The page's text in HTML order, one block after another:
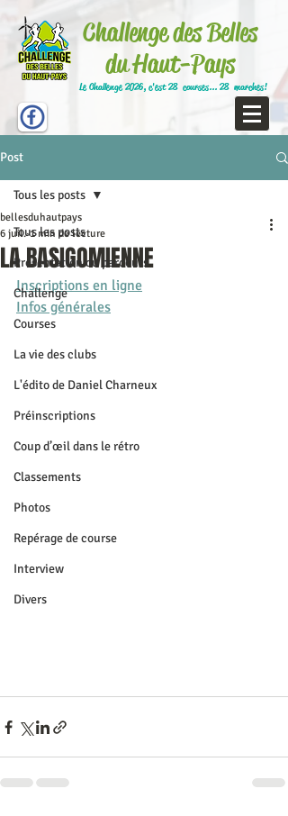
Challenge des Belles
du Haut-Pays
Le Challenge 2026, c'est 28 courses... 28 marches!
Post
Tous les posts
Présentation du parcours
Challenge
Courses
La vie des clubs
L'édito de Daniel Charneux
Préinscriptions
Coup d’œil dans le rétro
Classements
Photos
Repérage de course
Interview
Divers
Tous les posts
LA BASIGOMIENNE
bellesduhautpays
6 juil. 1 min de lecture
Inscriptions en ligne
Infos générales